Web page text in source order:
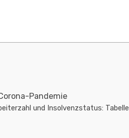
Pandemie
und Insolvenzstatus: Tabelle